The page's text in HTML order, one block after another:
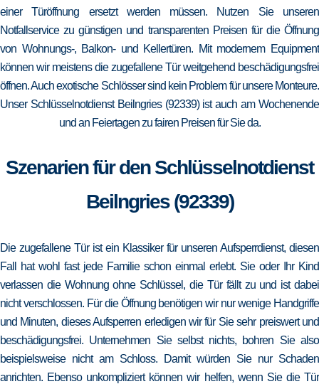
einer Türöffnung ersetzt werden müssen. Nutzen Sie unseren
Notfallservice zu günstigen und transparenten Preisen für die Öffnung
von Wohnungs-, Balkon- und Kellertüren. Mit modernem Equipment
können wir meistens die zugefallene Tür weitgehend beschädigungsfrei
öffnen. Auch exotische Schlösser sind kein Problem für unsere Monteure.
Unser Schlüsselnotdienst Beilngries (92339) ist auch am Wochenende
und an Feiertagen zu fairen Preisen für Sie da.
Szenarien für den Schlüsselnotdienst
Beilngries (92339)
Die zugefallene Tür ist ein Klassiker für unseren Aufsperrdienst, diesen
Fall hat wohl fast jede Familie schon einmal erlebt. Sie oder Ihr Kind
verlassen die Wohnung ohne Schlüssel, die Tür fällt zu und ist dabei
nicht verschlossen. Für die Öffnung benötigen wir nur wenige Handgriffe
und Minuten, dieses Aufsperren erledigen wir für Sie sehr preiswert und
beschädigungsfrei. Unternehmen Sie selbst nichts, bohren Sie also
beispielsweise nicht am Schloss. Damit würden Sie nur Schaden
anrichten. Ebenso unkompliziert können wir helfen, wenn Sie die Tür